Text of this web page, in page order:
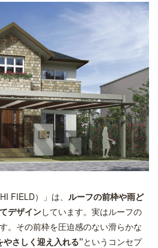
FIELD）」は、 ルーフの前枠や雨ど
デザインしています。実はルーフの
。その前枠を圧迫感のない滑らかな
やさしく迎え入れる”というコンセプ